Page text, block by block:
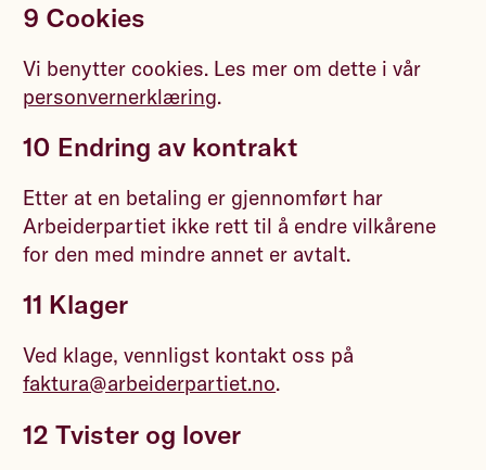
9 Cookies
Vi benytter cookies. Les mer om dette i vår
personvernerklæring.
10 Endring av kontrakt
Etter at en betaling er gjennomført har
Arbeiderpartiet ikke rett til å endre vilkårene
for den med mindre annet er avtalt.
11 Klager
Ved klage, vennligst kontakt oss på
faktura@arbeiderpartiet.no.
12 Tvister og lover